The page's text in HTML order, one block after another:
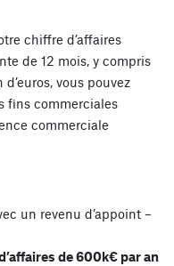
chiffre d’affaires
de 12 mois, y compris
vous pouvez
fins commerciales
commerciale
un revenu d’appoint –
de 600k€ par an